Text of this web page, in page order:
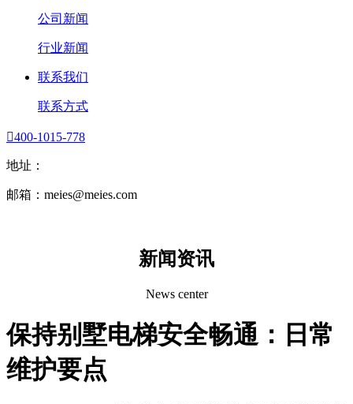
公司新闻
行业新闻
联系我们
联系方式
400-1015-778
地址：
邮箱：meies@meies.com
新闻资讯
News center
保持别墅电梯安全畅通：日常
维护要点